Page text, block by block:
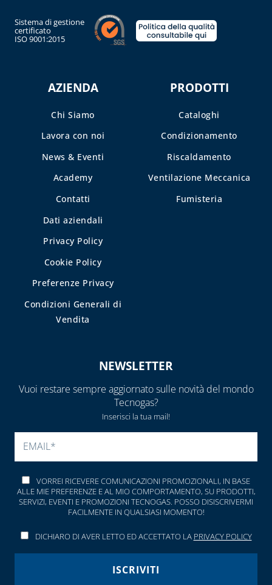
Sistema di gestione
certificato
ISO 9001:2015
AZIENDA
Chi Siamo
Lavora con noi
News & Eventi
Academy
Contatti
Dati aziendali
Privacy Policy
Cookie Policy
Preferenze Privacy
Condizioni Generali di
Vendita
PRODOTTI
Cataloghi
Condizionamento
Riscaldamento
Ventilazione Meccanica
Fumisteria
NEWSLETTER
Vuoi restare sempre aggiornato sulle novità del mondo
Tecnogas?
Inserisci la tua mail!
VORREI RICEVERE COMUNICAZIONI PROMOZIONALI, IN BASE
ALLE MIE PREFERENZE E AL MIO COMPORTAMENTO, SU PRODOTTI,
SERVIZI, EVENTI E PROMOZIONI TECNOGAS. POSSO DISISCRIVERMI
FACILMENTE IN QUALSIASI MOMENTO!
DICHIARO DI AVER LETTO ED ACCETTATO LA PRIVACY POLICY